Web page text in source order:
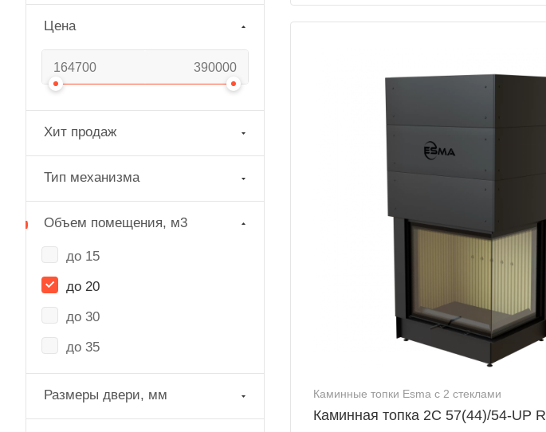
Каминные топки Esma с 2 стеклами
Каминная топка 2С 57(44)/54-UP R
Цена
Хит продаж
Тип механизма
Объем помещения, м3
до 15
до 20
до 30
до 35
Размеры двери, мм